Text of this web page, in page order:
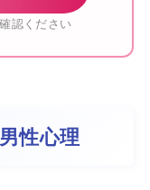
認ください
性心理